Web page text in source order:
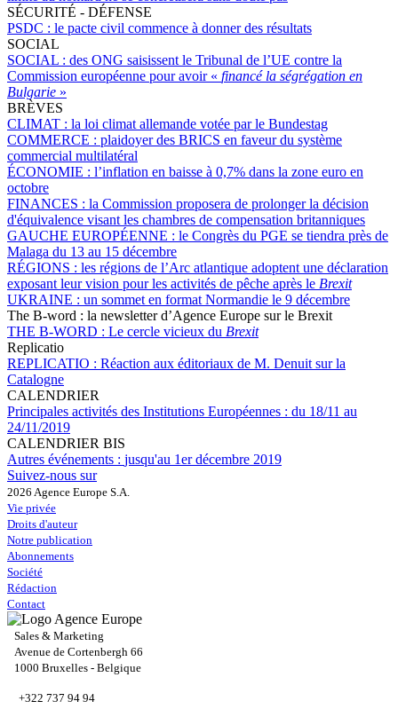
SÉCURITÉ - DÉFENSE
PSDC : le pacte civil commence à donner des résultats
SOCIAL
SOCIAL : des ONG saisissent le Tribunal de l’UE contre la
Commission européenne pour avoir « financé la ségrégation en
Bulgarie »
BRÈVES
CLIMAT : la loi climat allemande votée par le Bundestag
COMMERCE : plaidoyer des BRICS en faveur du système
commercial multilatéral
ÉCONOMIE : l’inflation en baisse à 0,7% dans la zone euro en
octobre
FINANCES : la Commission proposera de prolonger la décision
d'équivalence visant les chambres de compensation britanniques
GAUCHE EUROPÉENNE : le Congrès du PGE se tiendra près de
Malaga du 13 au 15 décembre
RÉGIONS : les régions de l’Arc atlantique adoptent une déclaration
exposant leur vision pour les activités de pêche après le Brexit
UKRAINE : un sommet en format Normandie le 9 décembre
The B-word : la newsletter d’Agence Europe sur le Brexit
THE B-WORD : Le cercle vicieux du Brexit
Replicatio
REPLICATIO : Réaction aux éditoriaux de M. Denuit sur la
Catalogne
CALENDRIER
Principales activités des Institutions Européennes : du 18/11 au
24/11/2019
CALENDRIER BIS
Autres événements : jusqu'au 1er décembre 2019
Suivez-nous sur
2026 Agence Europe S.A.
Vie privée
Droits d'auteur
Notre publication
Abonnements
Société
Rédaction
Contact
Sales & Marketing
Avenue de Cortenbergh 66
1000 Bruxelles - Belgique
+322 737 94 94